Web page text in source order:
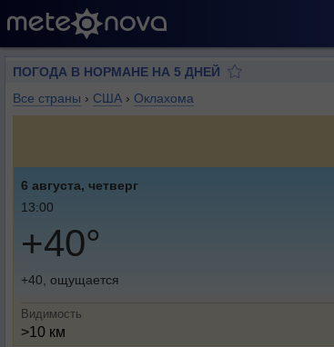
ПОГОДА В НОРМАНЕ НА 5 ДНЕЙ
Все страны › США › Оклахома
6 августа, четверг
13:00
+40°
+40, ощущается
Видимость
>10 км